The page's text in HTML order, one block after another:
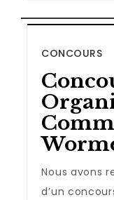
CONCOURS
Nous avons
d’un